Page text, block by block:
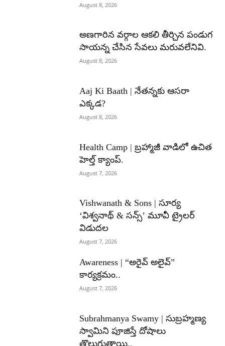
August 8, 2026
అణగారిన వర్గాల ఆకలి తీర్చిన పండుగ
సాయన్న చేసిన సేవలు మరువలేనివి.
August 8, 2026
Aaj Ki Baath | నేతన్నకు ఆసరా
ఎక్కడ?
August 8, 2026
Health Camp | బ్రహ్మాజీ వాడిలో ఉచిత
హెల్త్ క్యాంప్.
August 7, 2026
Vishwanath & Sons | సూర్య
‘విశ్వనాథ్ & సన్స్’ మూవీ ట్రైలర్
విడుదల
August 7, 2026
Awareness | “అరైవ్ అలైవ్”
కార్యక్రమం..
August 7, 2026
Subrahmanya Swamy | సుబ్రహ్మణ్య
స్వామిని పూజిస్తే దోషాలు
తొలుగుతాయి..